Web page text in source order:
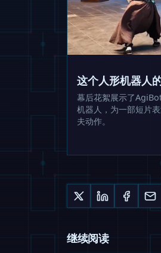
这个人形机器人
幕后花絮展示了
机器人，为一部短片
夫动作。
继续阅读